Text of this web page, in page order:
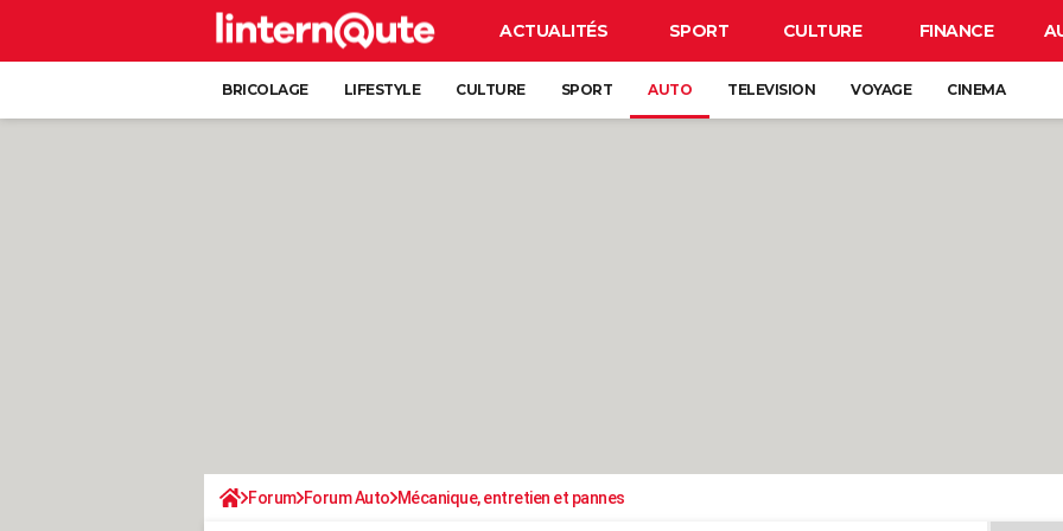
ACTUALITÉS SPORT CULTURE FINANCE
BRICOLAGE LIFESTYLE CULTURE SPORT AUTO TELEVISION VOYAGE CINEMA
Forum Forum Auto Mécanique, entretien et pannes